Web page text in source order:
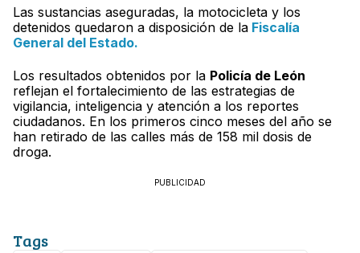
Las sustancias aseguradas, la motocicleta y los
detenidos quedaron a disposición de la Fiscalía
General del Estado.
Los resultados obtenidos por la Policía de León
reflejan el fortalecimiento de las estrategias de
vigilancia, inteligencia y atención a los reportes
ciudadanos. En los primeros cinco meses del año se
han retirado de las calles más de 158 mil dosis de
droga.
PUBLICIDAD
Tags